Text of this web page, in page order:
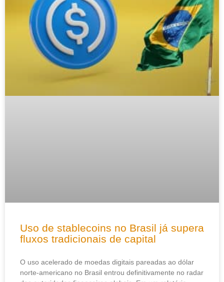
Uso de stablecoins no Brasil já supera
fluxos tradicionais de capital
O uso acelerado de moedas digitais pareadas ao dólar
norte-americano no Brasil entrou definitivamente no radar